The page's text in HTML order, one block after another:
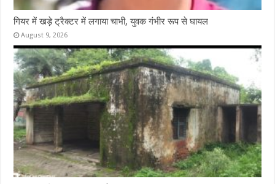
गियर में खड़े ट्रैक्टर में लगाया चाभी, युवक गंभीर रूप से घायल
August 9, 2026